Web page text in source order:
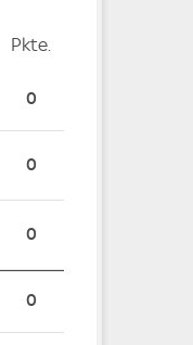
Pkte.
0
0
0
0